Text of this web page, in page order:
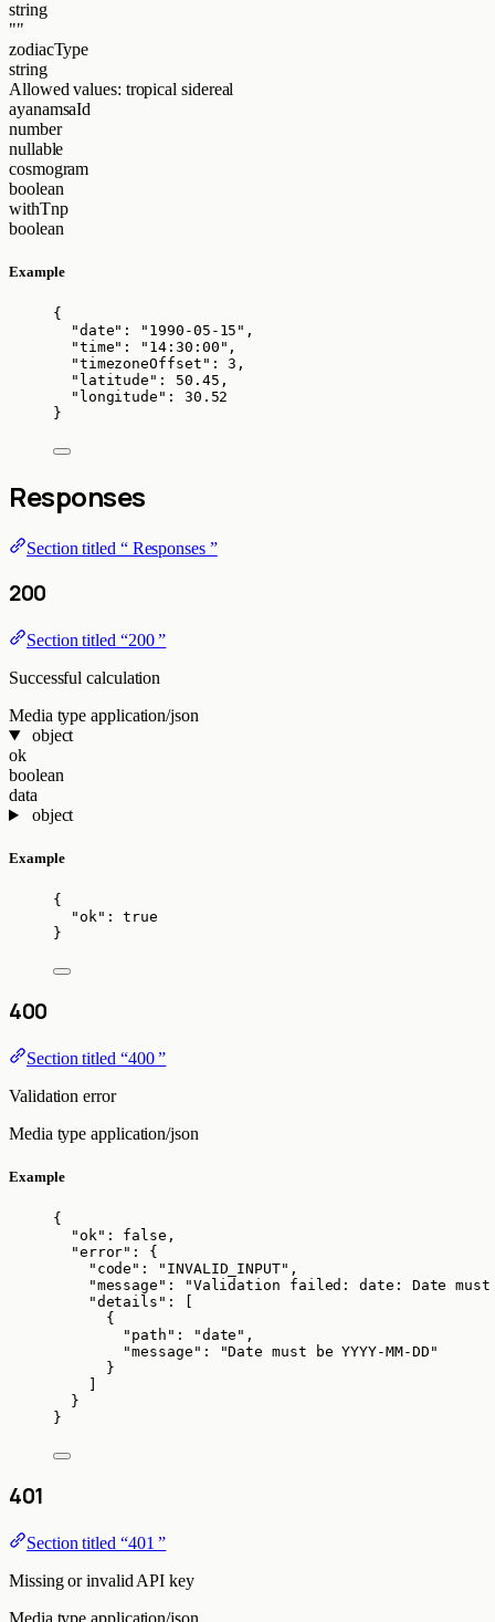
string
""
zodiacType
string
Allowed values: tropicalsidereal
ayanamsaId
number
nullable
cosmogram
boolean
withTnp
boolean
Example
{
"date" : " 1990-05-15 " ,
"time" : " 14:30:00 " ,
"timezoneOffset" : 3 ,
"latitude" : 50.45 ,
"longitude" : 30.52
}
Responses
Section titled “ Responses ”
200
Section titled “200 ”
Successful calculation
Media type application/json
object
ok
boolean
data
object
Example
{
"ok" : true
}
400
Section titled “400 ”
Validation error
Media type application/json
Example
{
"ok" : false ,
"error" : {
"code" : " INVALID_INPUT" ,
"message" : "Validation failed: date: Date must be
"details" : [
{
"path" : "date " ,
"message" : "Date must be YYYY-MM-DD "
}
}
}
401
Section titled “401 ”
Missing or invalid API key
Media type application/json